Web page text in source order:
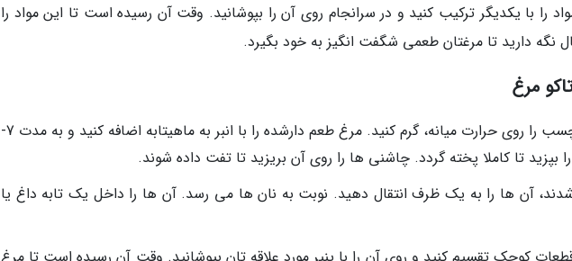
را با یکدیگر ترکیب کنید و در سرانجام روی آن را بپوشانید. وقت آن رسیده است تا این مواد را
مرغ
یک ماهیتابه بزرگ نچسب را روی حرارت میانه، گرم کنید. مرغ طعم دارشده را با انبر به ماهیتابه اضافه کنید و به مدت 7-
آن ها را به یک ظرف انتقال دهید. نوبت به نان ها می رسد. آن ها را داخل یک تابه داغ یا